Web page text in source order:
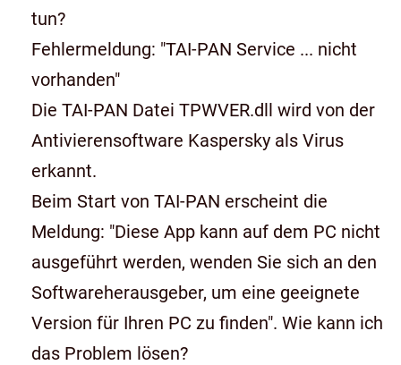
tun?
Fehlermeldung: "TAI-PAN Service ... nicht
vorhanden"
Die TAI-PAN Datei TPWVER.dll wird von der
Antivierensoftware Kaspersky als Virus
erkannt.
Beim Start von TAI-PAN erscheint die
Meldung: "Diese App kann auf dem PC nicht
ausgeführt werden, wenden Sie sich an den
Softwareherausgeber, um eine geeignete
Version für Ihren PC zu finden". Wie kann ich
das Problem lösen?